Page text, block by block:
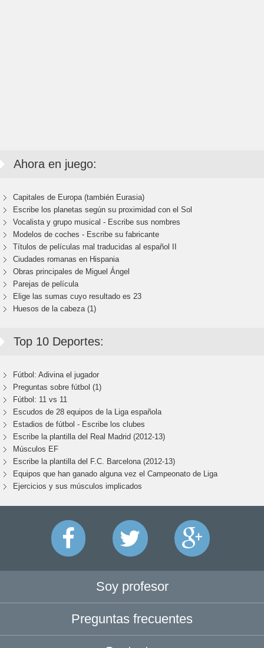
Ahora en juego:
Capitales de Europa (también Eurasia)
Escribe los planetas según su proximidad con el Sol
Vocalista y grupo musical - Escribe sus nombres
Modelos de coches - Escribe su fabricante
Títulos de películas mal traducidas al español II
Ciudades romanas en Hispania
Obras principales de Miguel Ángel
Parejas de película
Elige las sumas cuyo resultado es 23
Huesos de la cabeza (1)
Top 10 Deportes:
Fútbol: Adivina el jugador
Preguntas sobre fútbol (1)
Fútbol: 11 vs 11
Escudos de 28 equipos de la Liga española
Estadios de fútbol - Escribe los clubes
Escribe la plantilla del Real Madrid (2012-13)
Músculos EF
Escribe la plantilla del F.C. Barcelona (2012-13)
Equipos que han ganado alguna vez el Campeonato de Liga
Ejercicios y sus músculos implicados
Soy profesor
Preguntas frecuentes